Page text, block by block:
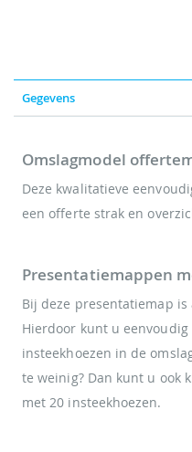
Gegevens
Omslagmodel
Deze kwalitatieve
een offerte strak en
Presentatiemappen
Bij deze presentatiemap
Hierdoor kunt u
insteekhoezen in de
te weinig? Dan kunt u ook
met 20 insteekhoezen.